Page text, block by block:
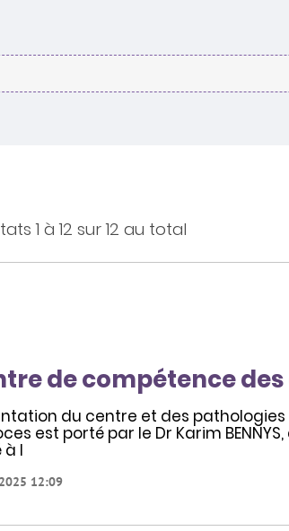
1 à 12 sur 12 au total
de compétence
du centre et des
est porté par le Dr Karim
à l
12:09